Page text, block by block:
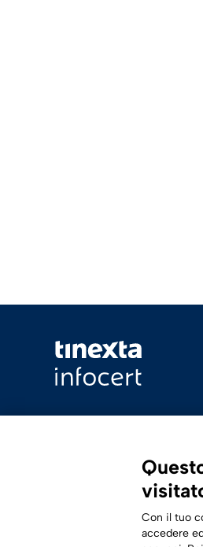
Con il tuo
accedere